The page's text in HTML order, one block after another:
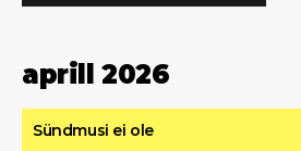
aprill 2026
Sündmusi ei ole